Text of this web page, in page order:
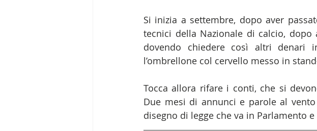
Si inizia a settembre, dopo aver
tecnici della Nazionale di calcio,
dovendo chiedere così altri denari
l’ombrellone col cervello messo in
Tocca allora rifare i conti, che si
Due mesi di annunci e parole al
disegno di legge che va in Parlamento